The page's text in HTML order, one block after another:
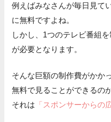
例えばみなさんが毎日見て
に無料ですよね。
しかし、1つのテレビ番組
が必要となります。
そんな巨額の制作費がかか
無料で見ることができるのか
それは 「スポンサーからの